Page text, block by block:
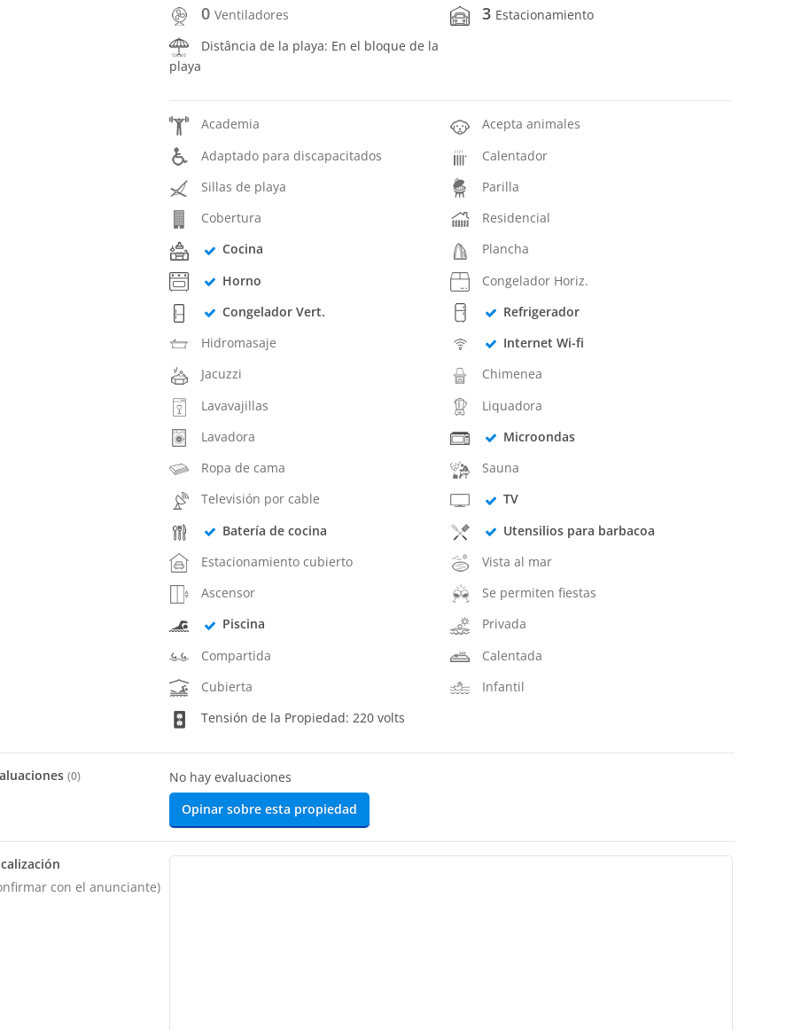
0Ventiladores 3 Estacionamiento
Distância de la playa: En el bloque de la
playa
Academia
Acepta animales
Adaptado para discapacitados
Calentador
Sillas de playa
Parilla
Cobertura
Residencial
Cocina
Plancha
Horno
Congelador Horiz.
Congelador Vert.
Refrigerador
Hidromasaje
Internet Wi-fi
Jacuzzi
Chimenea
Lavavajillas
Liquadora
Lavadora
Microondas
Ropa de cama
Sauna
Televisión por cable
TV
Batería de cocina
Utensilios para barbacoa
Estacionamiento cubierto
Vista al mar
Ascensor
Se permiten fiestas
Piscina
Privada
Compartida
Calentada
Cubierta
Infantil
Tensión de la Propiedad: 220 volts
(0)
No hay evaluaciones
Opinar sobre esta propiedad
con el anunciante)